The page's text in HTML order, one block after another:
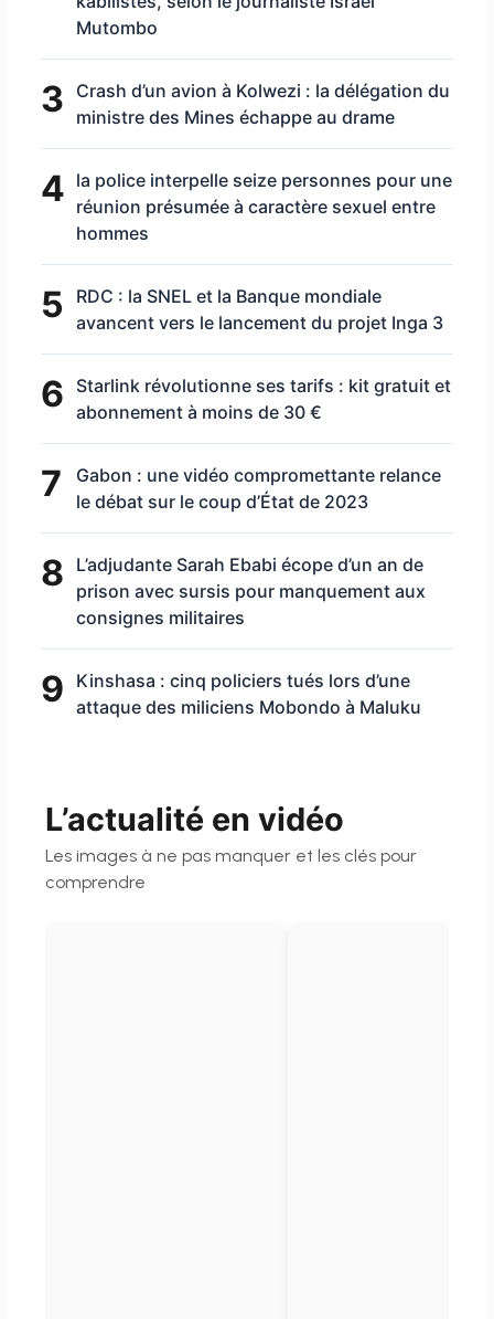
Mutombo
3
Crash d’un avion à Kolwezi : la délégation du
ministre des Mines échappe au drame
4 la police interpelle seize personnes pour une
réunion présumée à caractère sexuel entre
hommes
5
RDC : la SNEL et la Banque mondiale
avancent vers le lancement du projet Inga 3
6
Starlink révolutionne ses tarifs : kit gratuit et
abonnement à moins de 30 €
7
Gabon : une vidéo compromettante relance
le débat sur le coup d’État de 2023
8
L’adjudante Sarah Ebabi écope d’un an de
prison avec sursis pour manquement aux
consignes militaires
9
Kinshasa : cinq policiers tués lors d’une
attaque des miliciens Mobondo à Maluku
L’actualité en vidéo
Les images à ne pas manquer et les clés pour
comprendre